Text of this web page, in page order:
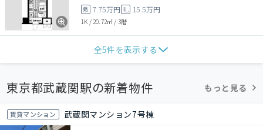
敷 7.75万円 礼 15.5万円
1K /20.72㎡ / 3階
全5件を表示する
東京都武蔵関駅の新着物件 もっと見る
賃貸マンション 武蔵関マンション7号棟